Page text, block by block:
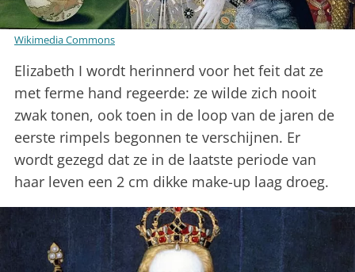
Wikimedia Commons
Elizabeth I wordt herinnerd voor het feit dat ze
met ferme hand regeerde: ze wilde zich nooit
zwak tonen, ook toen in de loop van de jaren de
eerste rimpels begonnen te verschijnen. Er
wordt gezegd dat ze in de laatste periode van
haar leven een 2 cm dikke make-up laag droeg.